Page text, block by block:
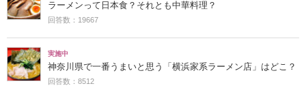
ラーメンって日本食？それとも中華料理？
回答数：19667
実施中
神奈川県で一番うまいと思う「横浜家系ラーメン店」はどこ？
回答数：8512